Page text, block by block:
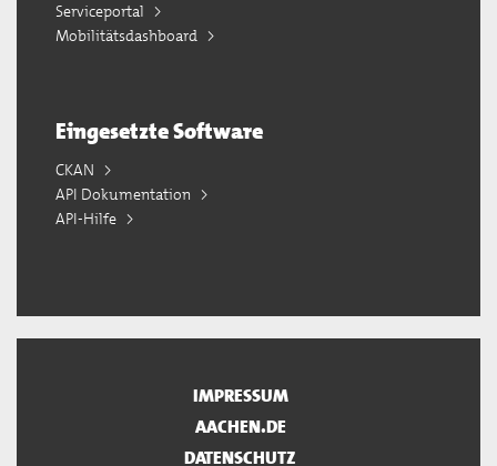
Serviceportal
Mobilitätsdashboard
Eingesetzte Software
CKAN
API Dokumentation
API-Hilfe
IMPRESSUM
AACHEN.DE
DATENSCHUTZ